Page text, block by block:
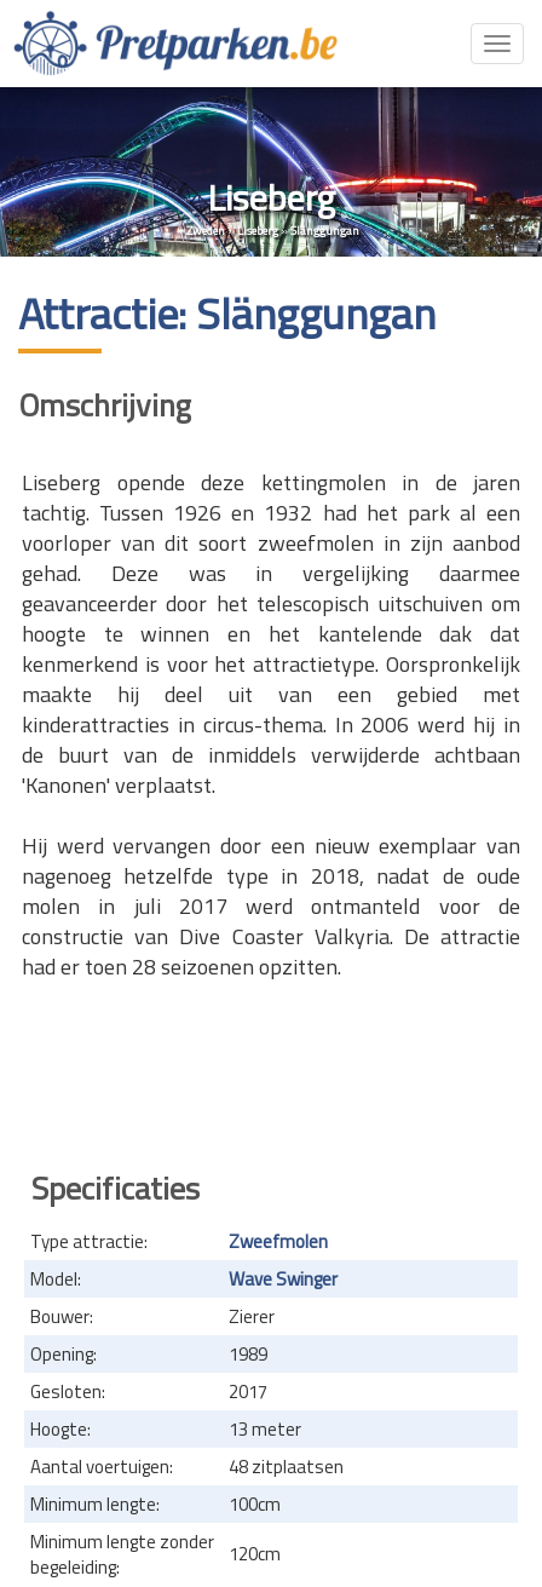
Liseberg
Zweden»Liseberg»Slänggungan
Attractie: Slänggungan
Omschrijving
Liseberg opende deze kettingmolen in de jaren
tachtig. Tussen 1926 en 1932 had het park al een
voorloper van dit soort zweefmolen in zijn aanbod
gehad. Deze was in vergelijking daarmee
geavanceerder door het telescopisch uitschuiven om
hoogte te winnen en het kantelende dak dat
kenmerkend is voor het attractietype. Oorspronkelijk
maakte hij deel uit van een gebied met
kinderattracties in circus-thema. In 2006 werd hij in
de buurt van de inmiddels verwijderde achtbaan
'Kanonen' verplaatst.
Hij werd vervangen door een nieuw exemplaar van
nagenoeg hetzelfde type in 2018, nadat de oude
molen in juli 2017 werd ontmanteld voor de
constructie van Dive Coaster Valkyria. De attractie
had er toen 28 seizoenen opzitten.
Specificaties
Type attractie:
Zweefmolen
Model:
Wave Swinger
Bouwer:
Zierer
Opening:
1989
Gesloten:
2017
Hoogte:
13 meter
Aantal voertuigen:
48 zitplaatsen
Minimum lengte:
100cm
Minimum lengte zonder
begeleiding:
120cm